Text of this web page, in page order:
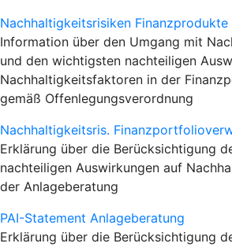
Nachhaltigkeitsrisiken Finanzprodukte
Information über den Umgang mit
und den wichtigsten nachteiligen
Nachhaltigkeitsfaktoren in der
gemäß Offenlegungsverordnung
Nachhaltigkeitsris.
Erklärung über die Berücksichtigung
nachteiligen Auswirkungen auf
der Anlageberatung
PAI-Statement Anlageberatung
Erklärung über die Berücksichtigung